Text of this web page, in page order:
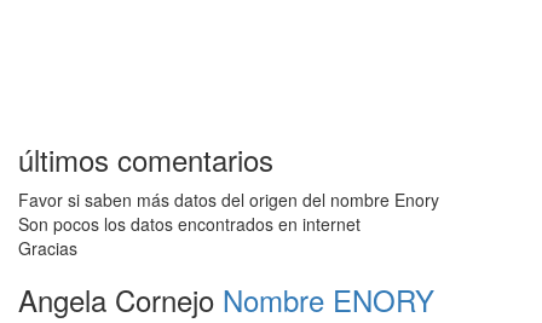
últimos comentarios
Favor si saben más datos del origen del nombre Enory
Son pocos los datos encontrados en internet
Gracias
Angela Cornejo Nombre ENORY